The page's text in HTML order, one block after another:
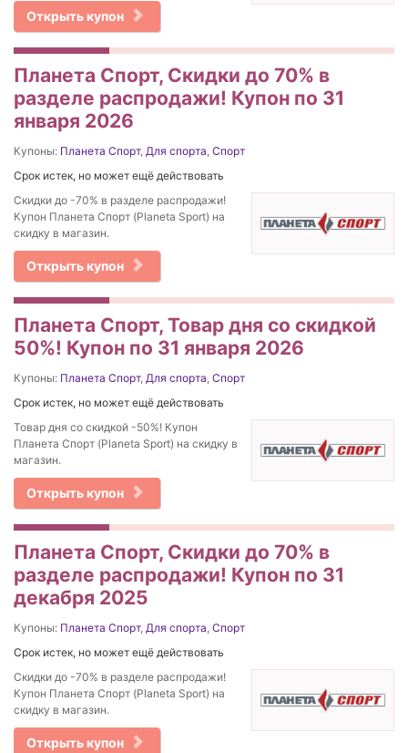
Открыть купон
Планета Спорт, Скидки до 70% в
разделе распродажи! Купон по 31
января 2026
Купоны: Планета Спорт, Для спорта Спорт
Срок истек, но может ещё действовать
Скидки до -70% в разделе распродажи!
Купон Планета Спорт (Planeta Sport) на
скидку в магазин.
Открыть купон
Планета Спорт, Товар дня со скидкой
50%! Купон по 31 января 2026
Купоны: Планета Спорт, Для спорта Спорт
Срок истек, но может ещё действовать
Товар дня со скидкой -50%! Купон
Планета Спорт (Planeta Sport) на скидку в
магазин.
Открыть купон
Планета Спорт, Скидки до 70% в
разделе распродажи! Купон по 31
декабря 2025
Купоны: Планета Спорт, Для спорта Спорт
Срок истек, но может ещё действовать
Скидки до -70% в разделе распродажи!
Купон Планета Спорт (Planeta Sport) на
скидку в магазин.
Открыть купон